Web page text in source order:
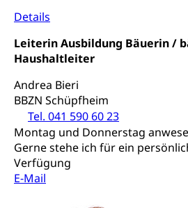
Details
Leiterin Ausbildung Bäuerin /
Haushaltleiter
Andrea Bieri
BBZN Schüpfheim
Tel. 041 590 60 23
Montag und Donnerstag
Gerne stehe ich für ein
Verfügung
E-Mail
Staat und Recht
Gleichstellung von Frau und
Diskriminierung,
Gleichstellung aller
Zivilverfahren
Zivilrecht, Zivilrechtspflege,